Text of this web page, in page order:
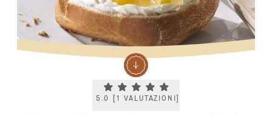
Current rating 5.0. Click to rate.
5.0 1 VALUTAZIONI